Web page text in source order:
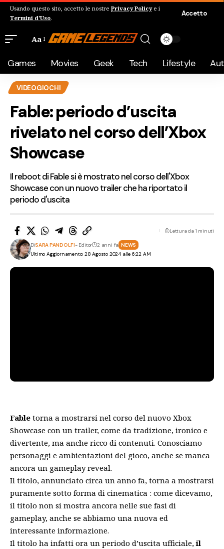
Usando questo sito, accetto le nostre Privacy Policye i
Termini d'Uso.
Accetto
Aa
Games Movies Geek Tech Lifestyle
VIDEOGIOCHI
Fable: periodo d’uscita
rivelato nel corso dell’Xbox
Showcase
Il reboot di Fable si è mostrato nel corso dell'Xbox
Showcase con un nuovo trailer che ha riportato il
periodo d'uscita
Ultimo Aggiornamento: 28 Agosto 2024 alle 6:22 AM
DiSARA PANDOLFI- Editor 2 anni fa NEWS
Lettura da 1 minuti
Fable torna a mostrarsi nel corso del nuovo Xbox
Showcase con un trailer, come da tradizione, ironico e
divertente, ma anche ricco di contenuti. Conosciamo
personaggi e ambientazioni del gioco, anche se manca
ancora un gameplay reveal.
Il titolo, annunciato circa un anno fa, torna a mostrarsi
puramente sotto forma di cinematica : come dicevamo,
il titolo non si mostra ancora nelle sue fasi di
gameplay, anche se abbiamo una nuova ed
interessante informazione.
Il titolo ha infatti ora un periodo d’uscita ufficiale,il